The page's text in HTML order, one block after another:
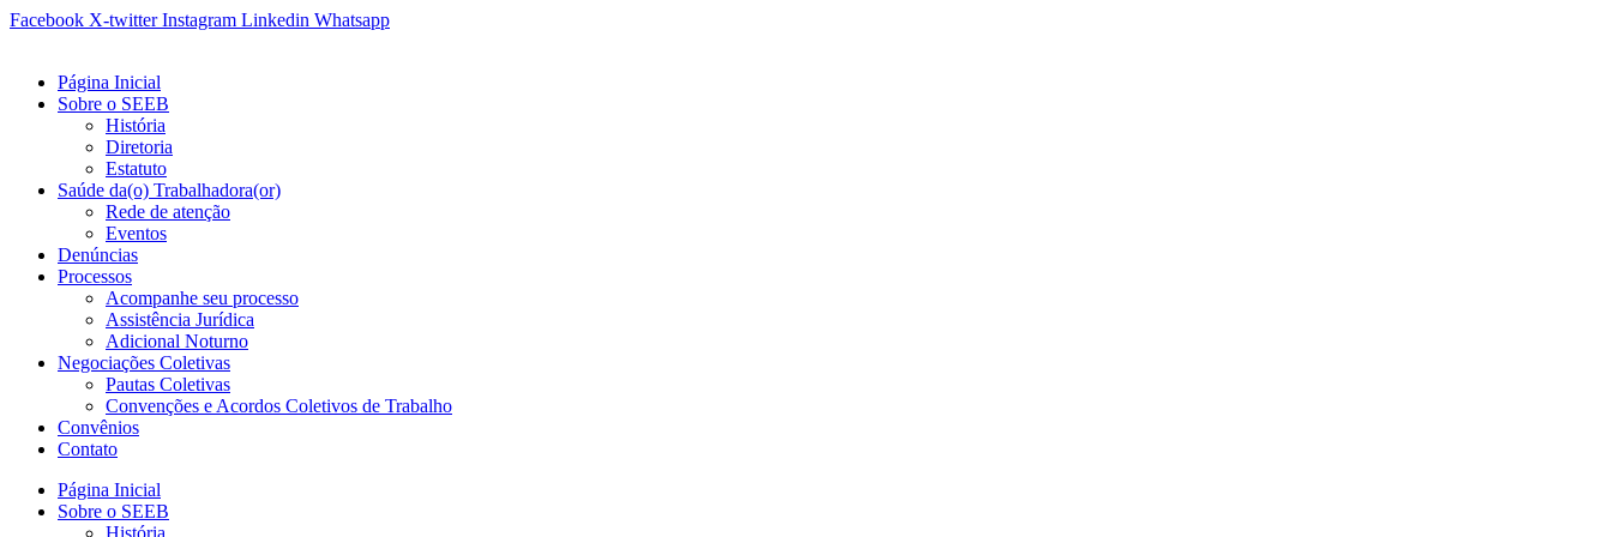
Ir
conteúdo
Facebook X-twitter Instagram Linkedin Whatsapp
Página Inicial
Sobre o SEEB
História
Diretoria
Estatuto
Saúde da(o) Trabalhadora(or)
Rede de atenção
Eventos
Denúncias
Processos
Acompanhe seu processo
Assistência Jurídica
Adicional Noturno
Negociações Coletivas
Pautas Coletivas
Convenções e Acordos Coletivos de Trabalho
Convênios
Contato
Página Inicial
Sobre o SEEB
História